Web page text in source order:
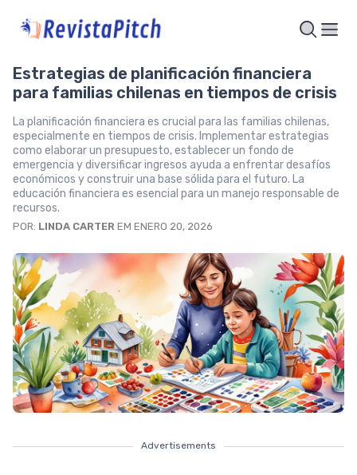
Estrategias de planificación financiera
para familias chilenas en tiempos de crisis
La planificación financiera es crucial para las familias chilenas,
especialmente en tiempos de crisis. Implementar estrategias
como elaborar un presupuesto, establecer un fondo de
emergencia y diversificar ingresos ayuda a enfrentar desafíos
económicos y construir una base sólida para el futuro. La
educación financiera es esencial para un manejo responsable de
recursos.
POR: LINDA CARTER EM ENERO 20, 2026
Advertisements